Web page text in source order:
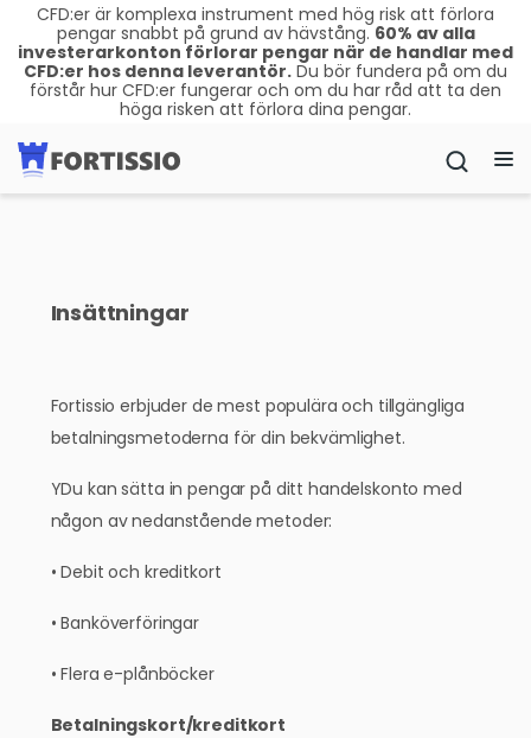
CFD:er är komplexa instrument med hög risk att förlora
pengar snabbt på grund av hävstång. 60% av alla
investerarkonton förlorar pengar när de handlar med
CFD:er hos denna leverantör. Du bör fundera på om du
förstår hur CFD:er fungerar och om du har råd att ta den
höga risken att förlora dina pengar.
Insättningar
Fortissio erbjuder de mest populära och tillgängliga
betalningsmetoderna för din bekvämlighet.
YDu kan sätta in pengar på ditt handelskonto med
någon av nedanstående metoder:
• Debit och kreditkort
• Banköverföringar
• Flera e-plånböcker
Betalningskort/kreditkort